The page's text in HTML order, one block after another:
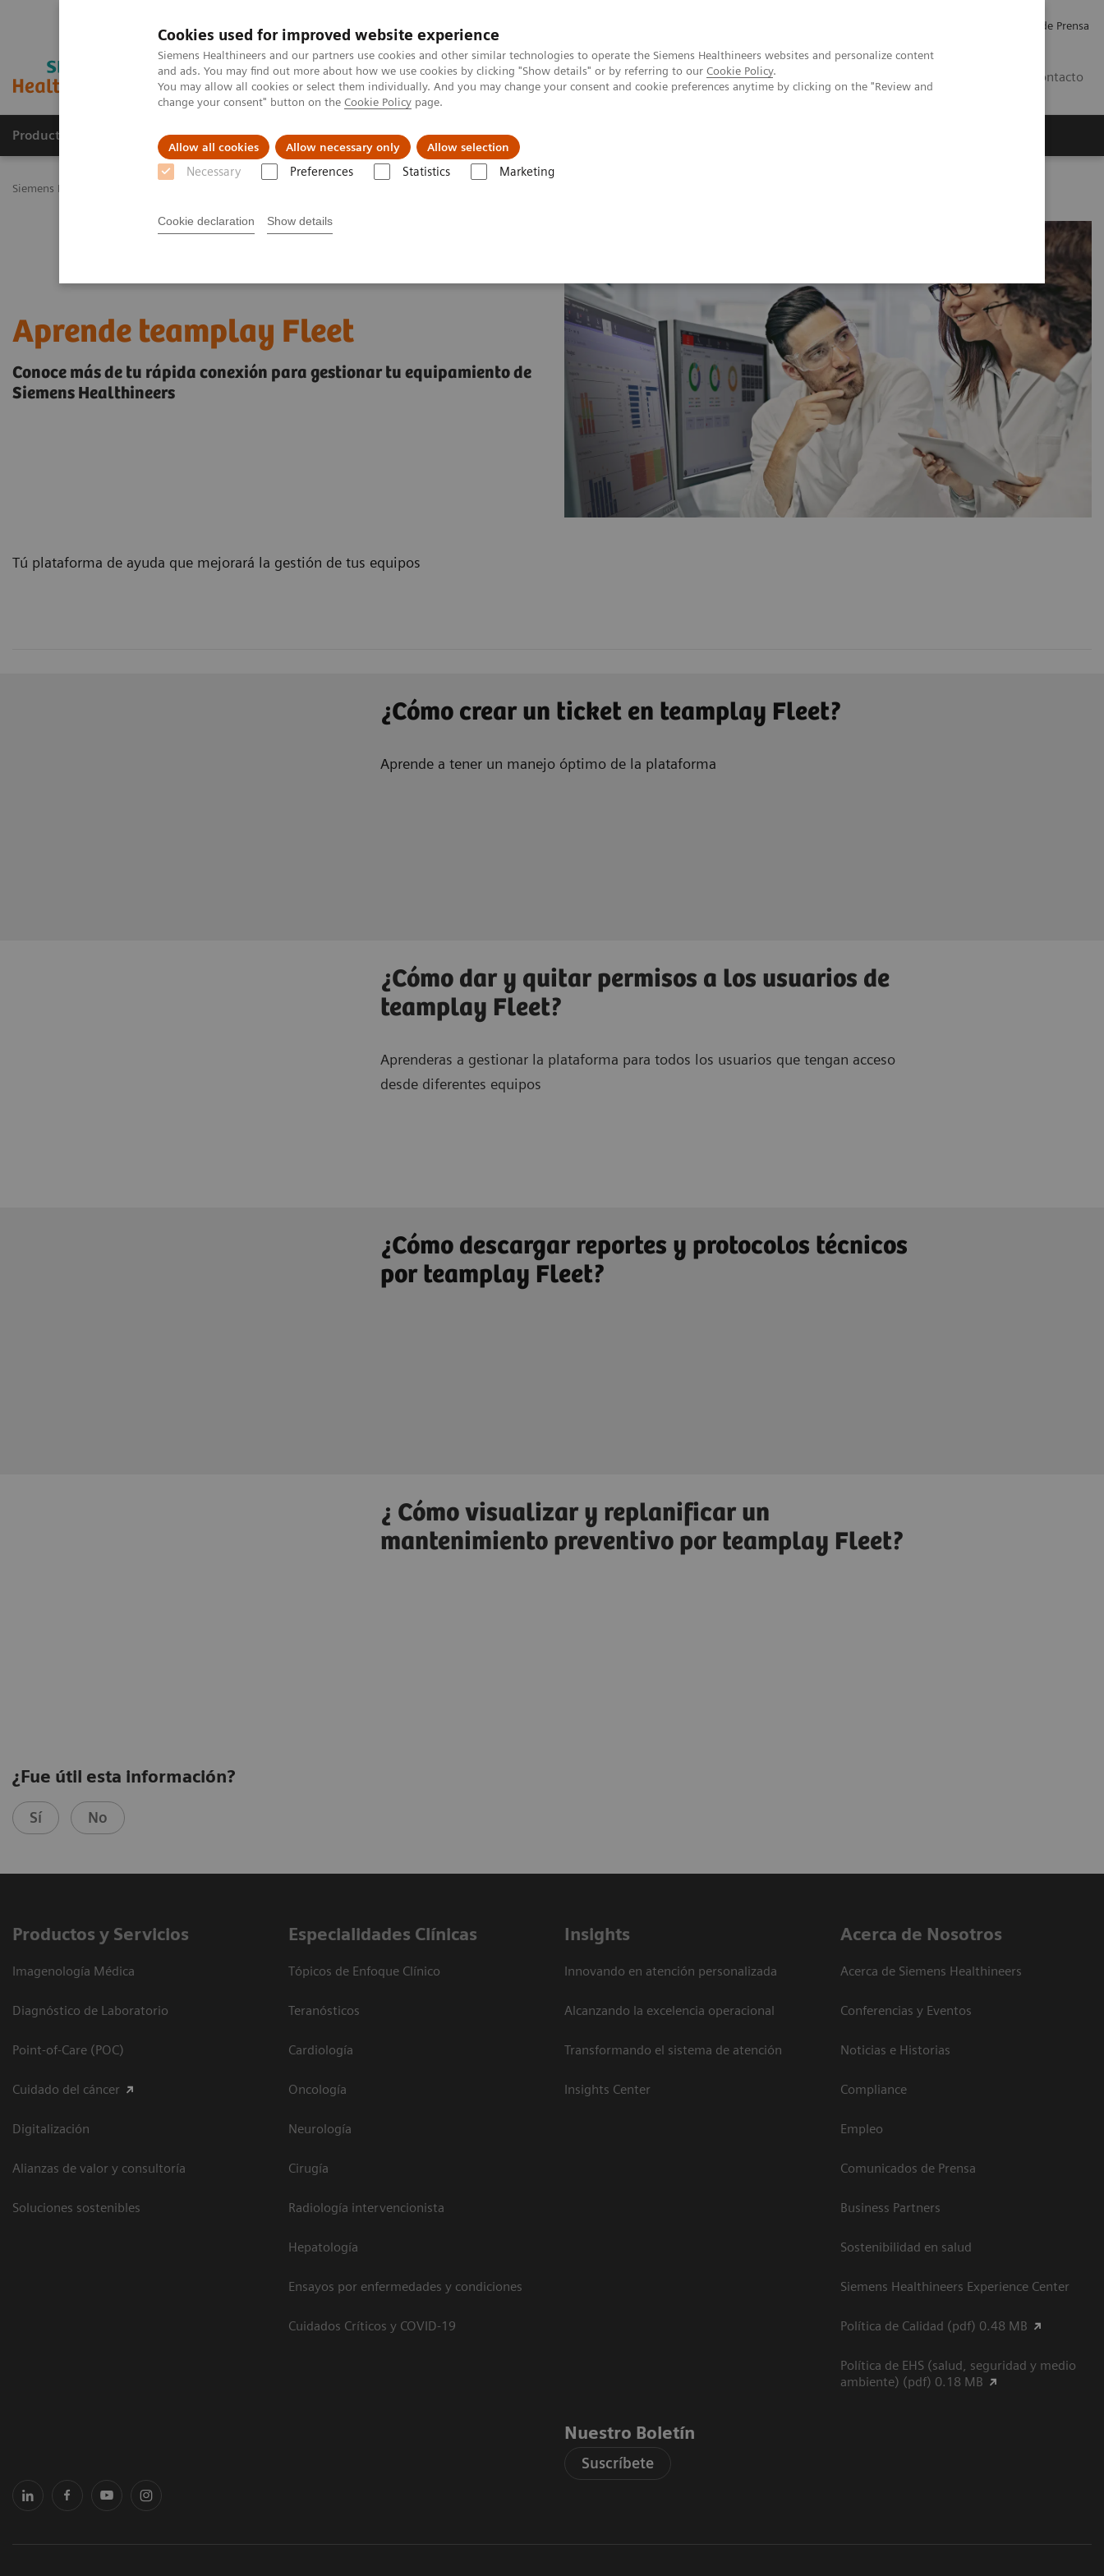
Cookies used for improved website experience
Siemens Healthineers and our partners use cookies and other similar technologies to operate the Siemens Healthineers websites and personalize content
and ads. You may find out more about how we use cookies by clicking "Show details" or by referring to our Cookie Policy.
You may allow all cookies or select them individually. And you may change your consent and cookie preferences anytime by clicking on the "Review and
change your consent" button on the Cookie Policy page.
Allow all cookies Allow necessary only Allow selection
Necessary Preferences Statistics Marketing
Cookie declaration Show details
Comunicados de Prensa
Contacto
Productos y servicios Especialidades Clínicas Servicios post venta
Siemens Healthineers Latinoamérica
Aprende teamplay Fleet
Conoce más de tu rápida conexión para gestionar tu equipamiento de
Siemens Healthineers
Tú plataforma de ayuda que mejorará la gestión de tus equipos
¿Cómo crear un ticket en teamplay Fleet?
Aprende a tener un manejo óptimo de la plataforma
¿Cómo dar y quitar permisos a los usuarios de
teamplay Fleet?
Aprenderas a gestionar la plataforma para todos los usuarios que tengan acceso
desde diferentes equipos
¿Cómo descargar reportes y protocolos técnicos
por teamplay Fleet?
¿ Cómo visualizar y replanificar un
mantenimiento preventivo por teamplay Fleet?
¿Fue útil esta información?
Sí No
Productos y Servicios
Imagenología Médica
Diagnóstico de Laboratorio
Point-of-Care (POC)
Cuidado del cáncer
Digitalización
Alianzas de valor y consultoría
Soluciones sostenibles
Especialidades Clínicas
Tópicos de Enfoque Clínico
Teranósticos
Cardiología
Oncología
Neurología
Cirugía
Radiología intervencionista
Hepatología
Ensayos por enfermedades y condiciones
Cuidados Críticos y COVID-19
Insights
Innovando en atención personalizada
Alcanzando la excelencia operacional
Transformando el sistema de atención
Insights Center
Acerca de Nosotros
Acerca de Siemens Healthineers
Conferencias y Eventos
Noticias e Historias
Compliance
Empleo
Comunicados de Prensa
Business Partners
Sostenibilidad en salud
Siemens Healthineers Experience Center
Política de Calidad (pdf) 0.48 MB
Política de EHS (salud, seguridad y medio
ambiente) (pdf) 0.18 MB
Nuestro Boletín
Suscríbete